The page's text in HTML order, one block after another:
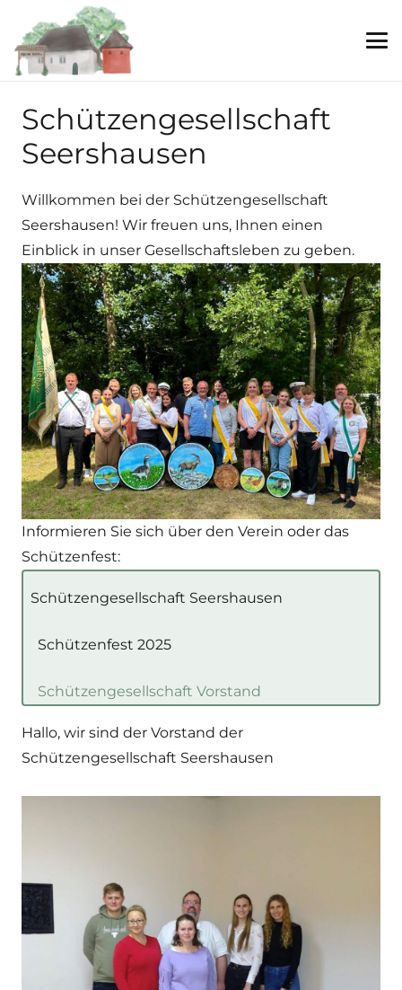
Schützengesellschaft
Seershausen
Willkommen bei der Schützengesellschaft
Seershausen! Wir freuen uns, Ihnen einen
Einblick in unser Gesellschaftsleben zu geben.
Informieren Sie sich über den Verein oder das
Schützenfest:
Schützengesellschaft Seershausen
Schützenfest 2025
Schützengesellschaft Vorstand
Hallo, wir sind der Vorstand der
Schützengesellschaft Seershausen